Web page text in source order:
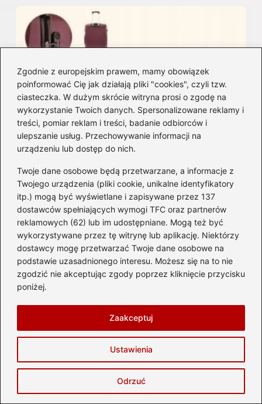
Zgodnie z europejskim prawem, mamy obowiązek
poinformować Cię jak działają pliki "cookies", czyli tzw.
ciasteczka. W dużym skrócie witryna prosi o zgodę na
wykorzystanie Twoich danych. Spersonalizowane reklamy i
treści, pomiar reklam i treści, badanie odbiorców i
ulepszanie usług. Przechowywanie informacji na
urządzeniu lub dostęp do nich.
Twoje dane osobowe będą przetwarzane, a informacje z
Twojego urządzenia (pliki cookie, unikalne identyfikatory
itp.) mogą być wyświetlane i zapisywane przez 137
dostawców spełniających wymogi TFC oraz partnerów
reklamowych (62) lub im udostępniane. Mogą też być
wykorzystywane przez tę witrynę lub aplikację. Niektórzy
dostawcy mogę przetwarzać Twoje dane osobowe na
podstawie uzasadnionego interesu. Możesz się na to nie
zgodzić nie akceptując zgody poprzez kliknięcie przycisku
poniżej.
Ustawienia
Odrzuć
Zaakceptuj
Ile waży walizka do samolotu? limity i
jak uniknąć dopłat
2026-08-02
Zwiedzanie